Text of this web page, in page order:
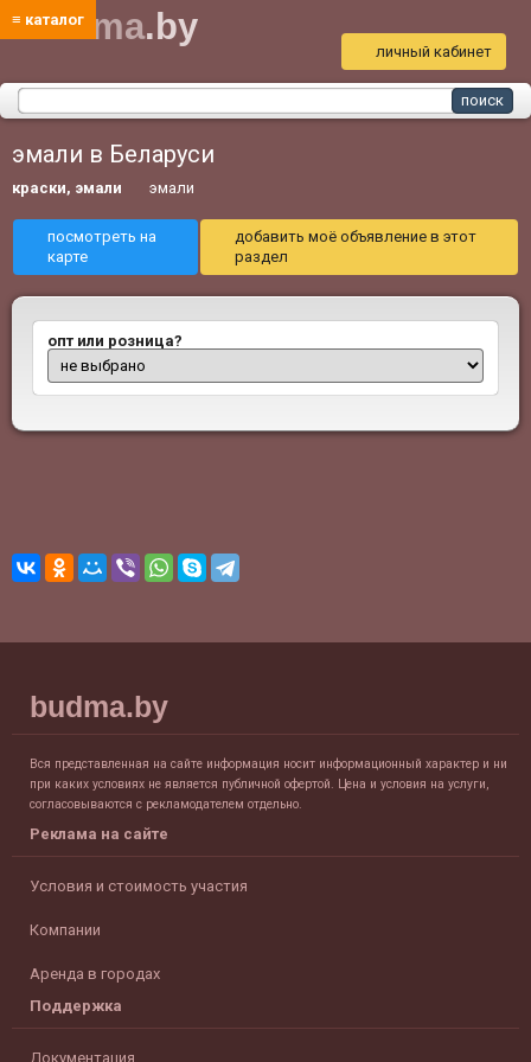
≡ каталог
bud ma.by
личный кабинет
эмали в Беларуси
краски, эмали эмали
посмотреть на
карте
добавить моё объявление в этот
раздел
опт или розница?
budma.by
Вся представленная на сайте информация носит информационный характер и ни
при каких условиях не является публичной офертой. Цена и условия на услуги,
согласовываются с рекламодателем отдельно.
Реклама на сайте
Условия и стоимость участия
Компании
Аренда в городах
Поддержка
Документация